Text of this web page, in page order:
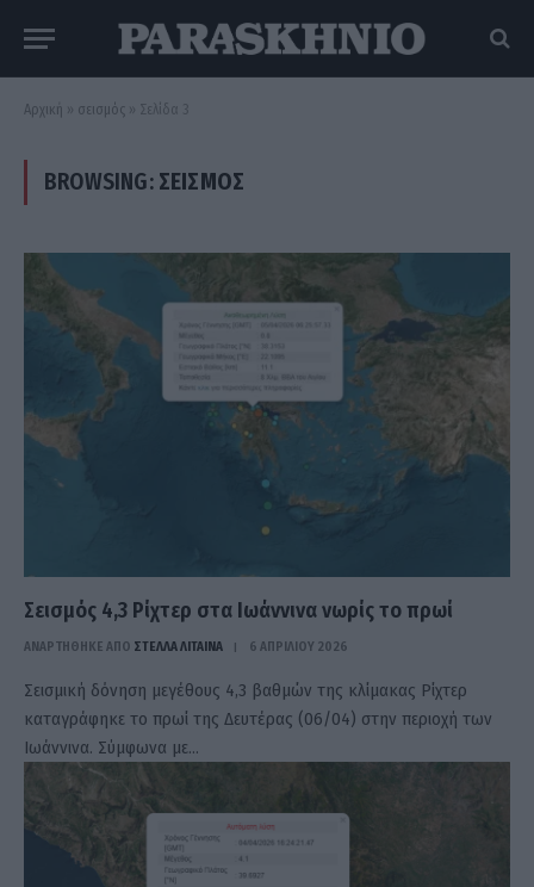
Αρχική » σεισμός » Σελίδα 3
BROWSING: ΣΕΙΣΜΌΣ
Σεισμός 4,3 Ρίχτερ στα Ιωάννινα νωρίς το πρωί
ΑΝΑΡΤΗΘΗΚΕ ΑΠΟ ΣΤΈΛΛΑ ΛΊΤΑΙΝΑ 6 ΑΠΡΙΛΊΟΥ 2026
Σεισμική δόνηση μεγέθους 4,3 βαθμών της κλίμακας Ρίχτερ
καταγράφηκε το πρωί της Δευτέρας (06/04) στην περιοχή των
Ιωάννινα. Σύμφωνα με…